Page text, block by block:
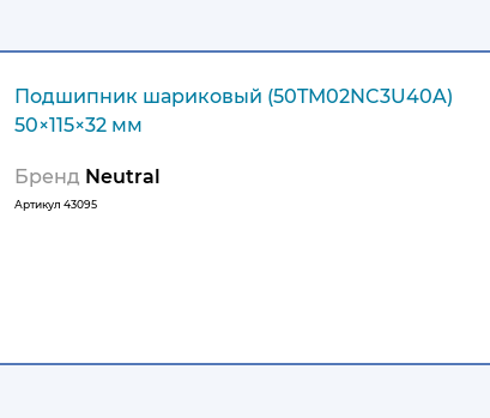
Подшипник шариковый (50TM02NC3U40A)
50×115×32 мм
Бренд Neutral
Артикул 43095